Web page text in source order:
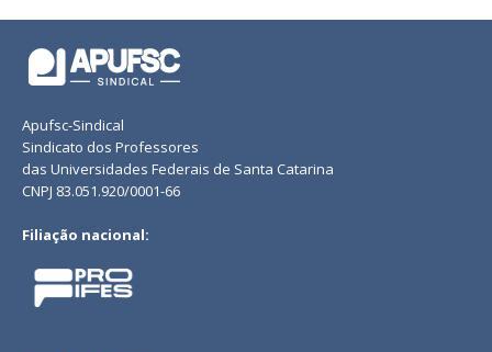
Apufsc-Sindical
Sindicato dos Professores
das Universidades Federais de Santa Catarina
CNPJ 83.051.920/0001-66
Filiação nacional: